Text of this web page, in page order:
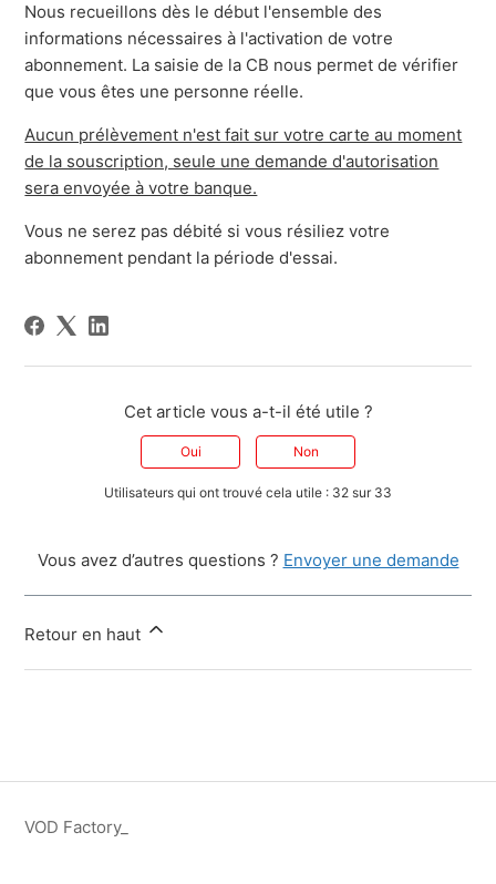
Nous recueillons dès le début l'ensemble des
informations nécessaires à l'activation de votre
abonnement. La saisie de la CB nous permet de vérifier
que vous êtes une personne réelle.
Aucun prélèvement n'est fait sur votre carte au moment
de la souscription, seule une demande d'autorisation
sera envoyée à votre banque.
Vous ne serez pas débité si vous résiliez votre
abonnement pendant la période d'essai.
Cet article vous a-t-il été utile ?
Oui Non
Utilisateurs qui ont trouvé cela utile : 32 sur 33
Vous avez d’autres questions ? Envoyer une demande
Retour en haut
VOD Factory_